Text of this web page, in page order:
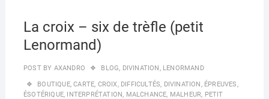
La croix – six de trèfle (petit
Lenormand)
POST BY AXANDRO BLOG, DIVINATION, LENORMAND
BOUTIQUE,CARTE, CROIX, DIFFICULTÉS, DIVINATION, ÉPREUVES,
ÉSOTÉRIQUE, INTERPRÉTATION, MALCHANCE, MALHEUR, PETIT